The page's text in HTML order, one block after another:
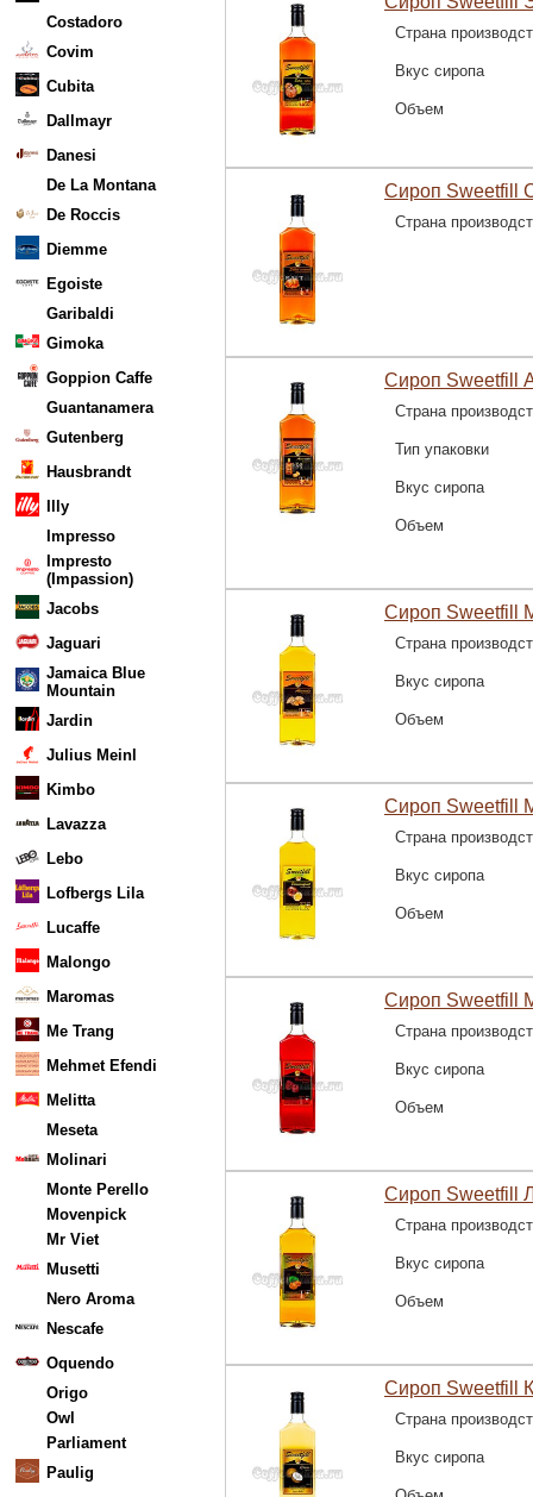
Costadoro
Covim
Cubita
Dallmayr
Danesi
De La Montana
De Roccis
Diemme
Egoiste
Garibaldi
Gimoka
Goppion Caffe
Guantanamera
Gutenberg
Hausbrandt
Illy
Impresso
Impresto
(Impassion)
Jacobs
Jaguari
Jamaica Blue
Mountain
Jardin
Julius Meinl
Kimbo
Lavazza
Lebo
Lofbergs Lila
Lucaffe
Malongo
Maromas
Me Trang
Mehmet Efendi
Melitta
Meseta
Molinari
Monte Perello
Movenpick
Mr Viet
Musetti
Nero Aroma
Nescafe
Oquendo
Origo
Owl
Parliament
Paulig
Страна
Вкус сиропа
Объем
Сироп Sweetfill
Страна
Сироп Sweetfill
Страна
Тип упаковки
Вкус сиропа
Объем
Сироп Sweetfill
Страна
Вкус сиропа
Объем
Сироп Sweetfill
Страна
Вкус сиропа
Объем
Сироп Sweetfill
Страна
Вкус сиропа
Объем
Сироп Sweetfill
Страна
Вкус сиропа
Объем
Сироп Sweetfill
Страна
Вкус сиропа